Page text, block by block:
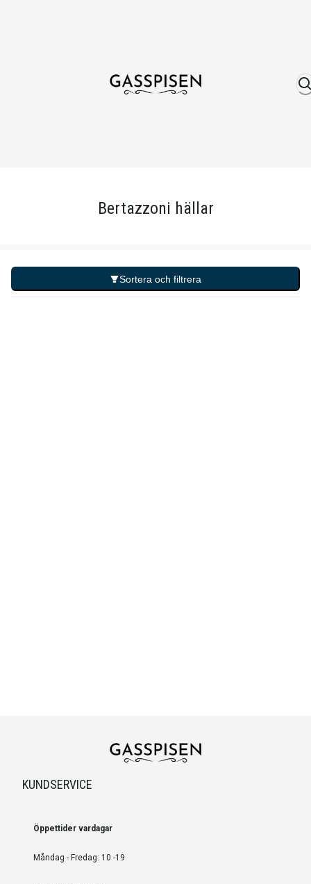
Bertazzoni hällar
Sortera och filtrera
KUNDSERVICE
Öppettider vardagar
Måndag - Fredag: 10 -19